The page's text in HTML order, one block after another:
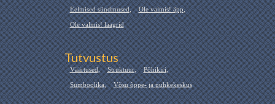
Eelmised sündmused, Ole valmis! äpp,
Ole valmis! laagrid
Tutvustus
Väärtused, Struktuur, Põhikiri,
Sümboolika, Võsu õppe- ja puhkekeskus